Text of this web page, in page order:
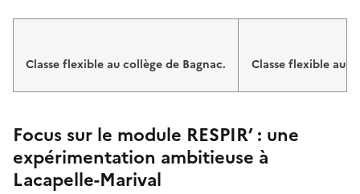
Classe flexible au collège de Bagnac.
Classe flexible au
Focus sur le module RESPIR’ : une
expérimentation ambitieuse à
Lacapelle-Marival